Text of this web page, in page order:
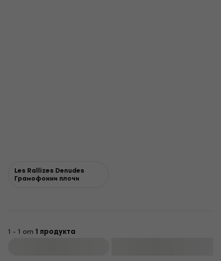
Les Rallizes Denudes
Грамофонни плочи
1 - 1 от 1 продукта